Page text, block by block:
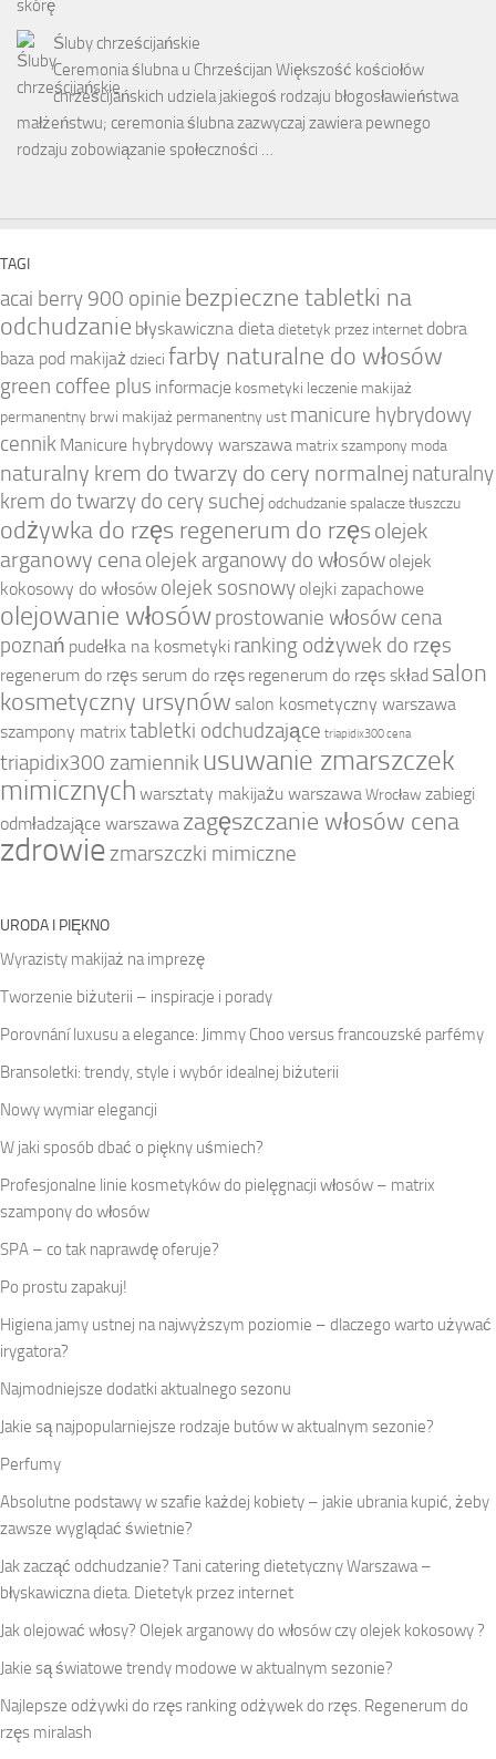
Śluby chrześcijańskie
Ceremonia ślubna u Chrześcijan Większość kościołów
chrześcijańskich udziela jakiegoś rodzaju błogosławieństwa
małżeństwu; ceremonia ślubna zazwyczaj zawiera pewnego
rodzaju zobowiązanie społeczności …
TAGI
acai berry 900 opinie bezpieczne tabletki na
odchudzanie błyskawiczna dieta dietetyk przez internet dobra
baza pod makijaż dzieci farby naturalne do włosów
green coffee plus informacje kosmetyki leczenie makijaż
permanentny brwi makijaż permanentny ust manicure hybrydowy
cennik Manicure hybrydowy warszawa matrix szampony moda
naturalny krem do twarzy do cery normalnej naturalny
krem do twarzy do cery suchej odchudzanie spalacze tłuszczu
odżywka do rzęs regenerum do rzęs olejek
arganowy cena olejek arganowy do włosów olejek
kokosowy do włosów olejek sosnowy olejki zapachowe
olejowanie włosówprostowanie włosów cena
poznań pudełka na kosmetyki ranking odżywek do rzęs
regenerum do rzęs serum do rzęs regenerum do rzęs skład salon
kosmetyczny ursynów salon kosmetyczny warszawa
szampony matrixtabletki odchudzające triapidix300 cena
triapidix300 zamiennikusuwanie zmarszczek
mimicznych warsztaty makijażu warszawa Wrocław zabiegi
odmładzające warszawa zagęszczanie włosów cena
zdrowiezmarszczki mimiczne
URODA I PIĘKNO
Wyrazisty makijaż na imprezę
Tworzenie biżuterii – inspiracje i porady
Porovnání luxusu a elegance: Jimmy Choo versus francouzské parfémy
Bransoletki: trendy, style i wybór idealnej biżuterii
Nowy wymiar elegancji
W jaki sposób dbać o piękny uśmiech?
Profesjonalne linie kosmetyków do pielęgnacji włosów – matrix
szampony do włosów
SPA – co tak naprawdę oferuje?
Po prostu zapakuj!
Higiena jamy ustnej na najwyższym poziomie – dlaczego warto używać
irygatora?
Najmodniejsze dodatki aktualnego sezonu
Jakie są najpopularniejsze rodzaje butów w aktualnym sezonie?
Perfumy
Absolutne podstawy w szafie każdej kobiety – jakie ubrania kupić, żeby
zawsze wyglądać świetnie?
Jak zacząć odchudzanie? Tani catering dietetyczny Warszawa –
błyskawiczna dieta. Dietetyk przez internet
Jak olejować włosy? Olejek arganowy do włosów czy olejek kokosowy ?
Jakie są światowe trendy modowe w aktualnym sezonie?
Najlepsze odżywki do rzęs ranking odżywek do rzęs. Regenerum do
rzęs miralash